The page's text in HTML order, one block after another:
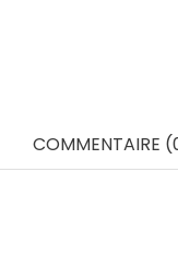
COMMENTAIRE